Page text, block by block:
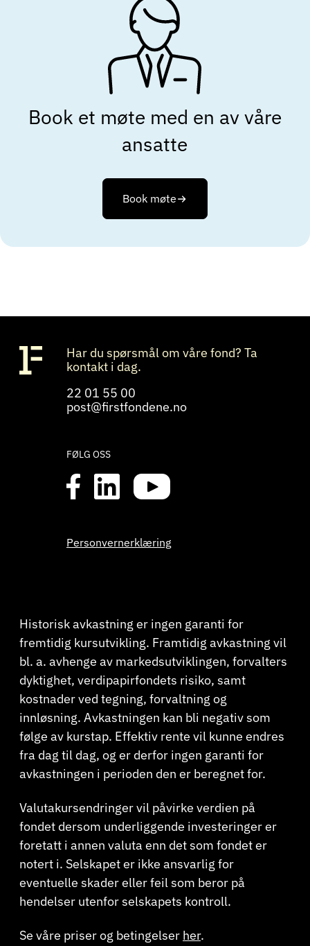
Book et møte med en av våre
ansatte
Book møte
Har du spørsmål om våre fond? Ta
kontakt i dag.
22 01 55 00
post@firstfondene.no
FØLG OSS
Personvernerklæring
Historisk avkastning er ingen garanti for
fremtidig kursutvikling. Framtidig avkastning vil
bl. a. avhenge av markedsutviklingen, forvalters
dyktighet, verdipapirfondets risiko, samt
kostnader ved tegning, forvaltning og
innløsning. Avkastningen kan bli negativ som
følge av kurstap. Effektiv rente vil kunne endres
fra dag til dag, og er derfor ingen garanti for
avkastningen i perioden den er beregnet for.
Valutakursendringer vil påvirke verdien på
fondet dersom underliggende investeringer er
foretatt i annen valuta enn det som fondet er
notert i. Selskapet er ikke ansvarlig for
eventuelle skader eller feil som beror på
hendelser utenfor selskapets kontroll.
Se våre priser og betingelser her.